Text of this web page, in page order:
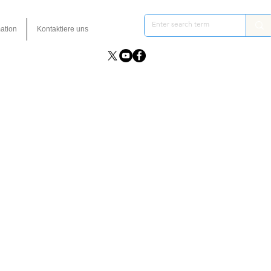
Kontaktiere uns